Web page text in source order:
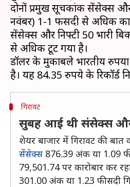
दोनों प्रमुख सूचकांक सेंसेक्स
नवंबर) 1-1 फीसदी से अधिक
सेंसेक्स और निफ्टी 50 भारी
से अधिक टूट गया है।
डॉलर के मुकाबले भारतीय रुपया
गिरावट
सुबह आई थी संसेक्स और
शेयर बाजार में गिरावट की
सेंसेक्स876.39 अंक या 1.09
79,501.74 पर कारोबार कर
301.00 अंक या 1.23 फीसदी